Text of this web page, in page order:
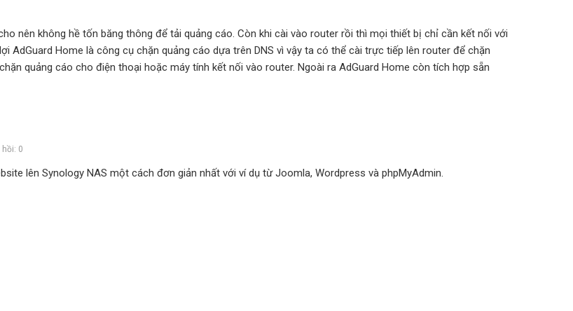
nên không hề tốn băng thông để tải quảng cáo. Còn khi cài vào router rồi thì mọi thiết bị chỉ cần kết nối với
AdGuard Home là công cụ chặn quảng cáo dựa trên DNS vì vậy ta có thể cài trực tiếp lên router để chặn
quảng cáo cho điện thoại hoặc máy tính kết nối vào router. Ngoài ra AdGuard Home còn tích hợp sẵn
hồi: 0
lên Synology NAS một cách đơn giản nhất với ví dụ từ Joomla, Wordpress và phpMyAdmin.